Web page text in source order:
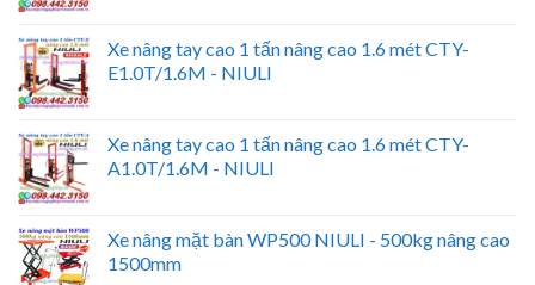
Xe nâng tay cao 1 tấn nâng cao 1.6 mét CTY-
E1.0T/1.6M - NIULI
Xe nâng tay cao 1 tấn nâng cao 1.6 mét CTY-
A1.0T/1.6M - NIULI
Xe nâng mặt bàn WP500 NIULI - 500kg nâng cao
1500mm